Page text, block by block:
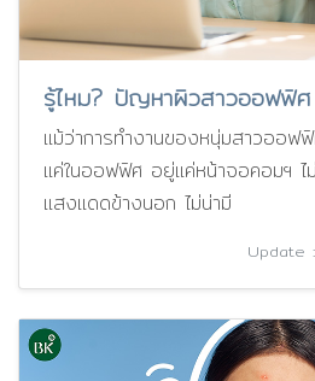
รู้ไหม? ปัญหาผิวสาวออฟฟิศ
แม้ว่าการทำงานของหนุ่มสาวออฟ
แค่ในออฟฟิศ อยู่แค่หน้าจอคอมฯ ไ
แสงแดดข้างนอก ไม่น่ามี